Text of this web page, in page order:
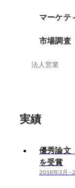
マーケテ
市場調査
法人営業
実績
優秀論文
を受賞
2018年3月 -